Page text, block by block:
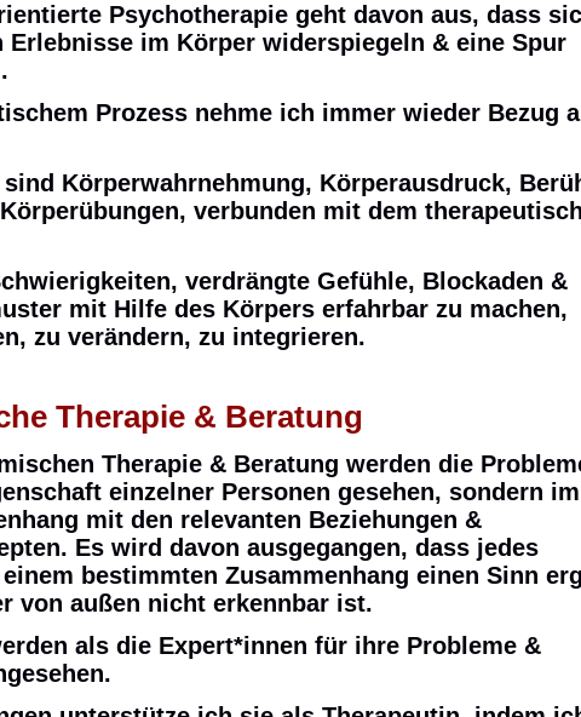
Psychotherapie geht davon aus, dass
Erlebnisse im Körper widerspiegeln & eine Spur
Prozess nehme ich immer wieder Bezug
Körperwahrnehmung, Körperausdruck,
verbunden mit dem
verdrängte Gefühle, Blockaden &
mit Hilfe des Körpers erfahrbar zu machen,
zu verändern, zu integrieren.
Therapie & Beratung
Therapie & Beratung werden die
einzelner Personen gesehen, sondern
mit den relevanten Beziehungen &
Es wird davon ausgegangen, dass jedes
bestimmten Zusammenhang einen Sinn
von außen nicht erkennbar ist.
als die Expert*innen für ihre Probleme &